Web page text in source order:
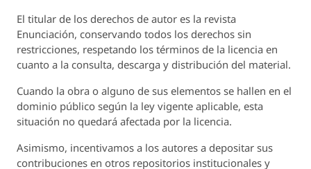
El titular de los derechos de autor es la revista
Enunciación, conservando todos los derechos sin
restricciones, respetando los términos de la licencia en
cuanto a la consulta, descarga y distribución del material.
Cuando la obra o alguno de sus elementos se hallen en el
dominio público según la ley vigente aplicable, esta
situación no quedará afectada por la licencia.
Asimismo, incentivamos a los autores a depositar sus
contribuciones en otros repositorios institucionales y